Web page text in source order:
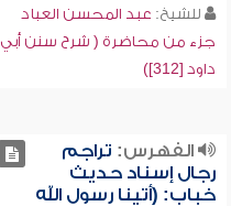
للشيخ: عبد المحسن العباد
جزء من محاضرة ( شرح سنن أبي
داود [312])
الفهرس: تراجم
رجال إسناد حديث
خباب: (أتينا رسول الله